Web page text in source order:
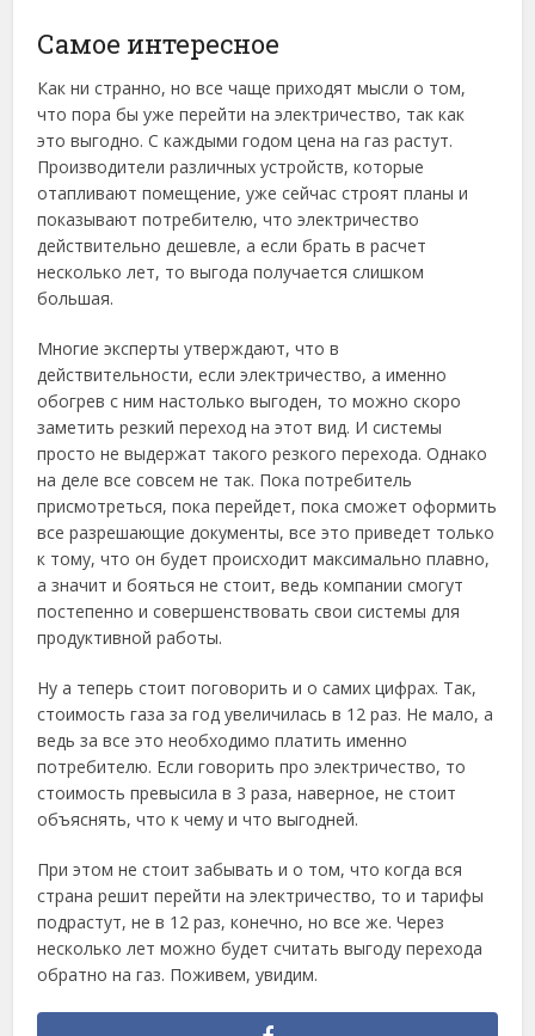
Самое интересное
Как ни странно, но все чаще приходят мысли о том,
что пора бы уже перейти на электричество, так как
это выгодно. С каждыми годом цена на газ растут.
Производители различных устройств, которые
отапливают помещение, уже сейчас строят планы и
показывают потребителю, что электричество
действительно дешевле, а если брать в расчет
несколько лет, то выгода получается слишком
большая.
Многие эксперты утверждают, что в
действительности, если электричество, а именно
обогрев с ним настолько выгоден, то можно скоро
заметить резкий переход на этот вид. И системы
просто не выдержат такого резкого перехода. Однако
на деле все совсем не так. Пока потребитель
присмотреться, пока перейдет, пока сможет оформить
все разрешающие документы, все это приведет только
к тому, что он будет происходит максимально плавно,
а значит и бояться не стоит, ведь компании смогут
постепенно и совершенствовать свои системы для
продуктивной работы.
Ну а теперь стоит поговорить и о самих цифрах. Так,
стоимость газа за год увеличилась в 12 раз. Не мало, а
ведь за все это необходимо платить именно
потребителю. Если говорить про электричество, то
стоимость превысила в 3 раза, наверное, не стоит
объяснять, что к чему и что выгодней.
При этом не стоит забывать и о том, что когда вся
страна решит перейти на электричество, то и тарифы
подрастут, не в 12 раз, конечно, но все же. Через
несколько лет можно будет считать выгоду перехода
обратно на газ. Поживем, увидим.